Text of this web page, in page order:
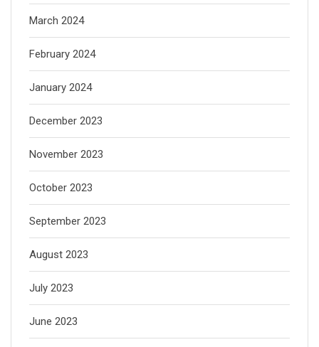
March 2024
February 2024
January 2024
December 2023
November 2023
October 2023
September 2023
August 2023
July 2023
June 2023